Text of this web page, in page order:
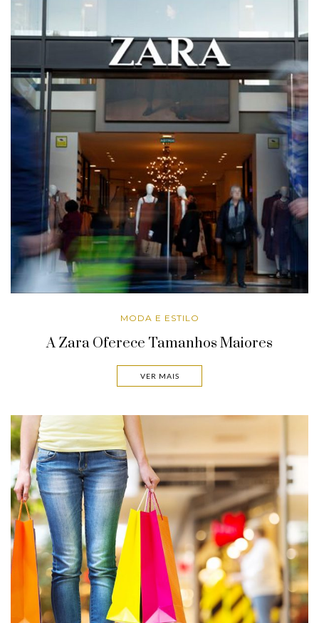
MODA E ESTILO
A Zara Oferece Tamanhos Maiores
VER MAIS